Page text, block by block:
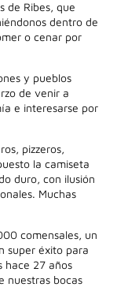
de Ribes, que
dentro de
o cenar por
y pueblos
de venir a
e interesarse por
pizzeros,
la camiseta
duro, con ilusión
Muchas
comensales, un
super éxito para
hace 27 años
nuestras bocas